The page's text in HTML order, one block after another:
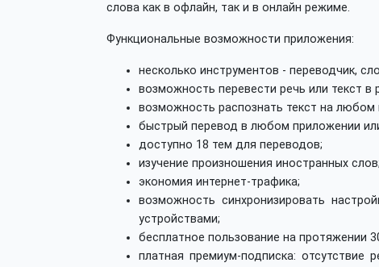
слова как в офлайн, так и в онлайн режиме.
Функциональные возможности приложения:
несколько инструментов - переводчик,
возможность перевести речь или текст в
возможность распознать текст на любом
быстрый перевод в любом приложении
доступно 18 тем для переводов;
изучение произношения иностранных слов;
экономия интернет-трафика;
возможность синхронизировать
устройствами;
бесплатное пользование на протяжении
платная премиум-подписка: